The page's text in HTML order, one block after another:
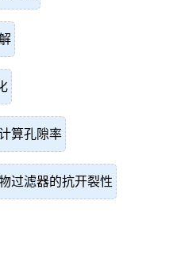
算孔隙率
过滤器的抗开裂性